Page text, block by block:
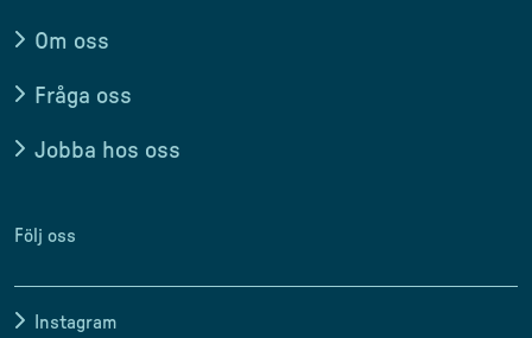
Om oss
Fråga oss
Jobba hos oss
Följ oss
Instagram